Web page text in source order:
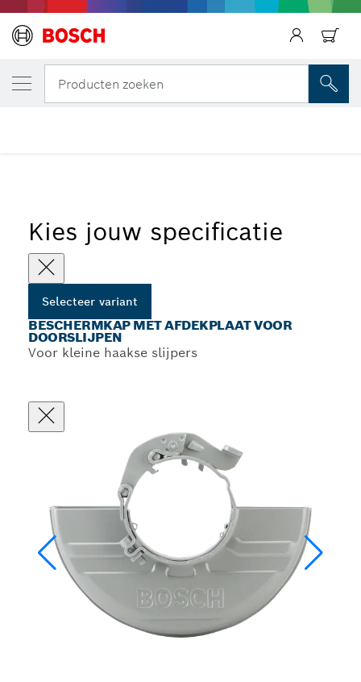
Producten zoeken
Kies jouw specificatie
Selecteer variant
BESCHERMKAP MET AFDEKPLAAT VOOR
DOORSLIJPEN
Voor kleine haakse slijpers
JOUW GESELECTEERDE VARIANT
Beschermkap met afdekplaat voor